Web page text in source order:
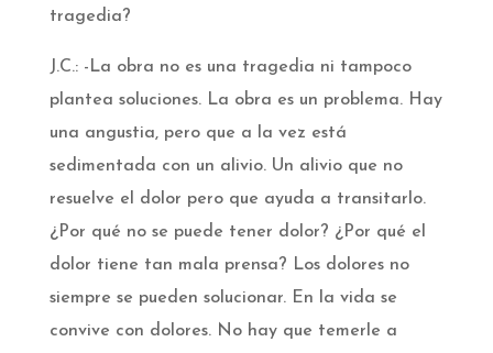
tragedia?
J.C.: -La obra no es una tragedia ni tampoco
plantea soluciones. La obra es un problema. Hay
una angustia, pero que a la vez está
sedimentada con un alivio. Un alivio que no
resuelve el dolor pero que ayuda a transitarlo.
¿Por qué no se puede tener dolor? ¿Por qué el
dolor tiene tan mala prensa? Los dolores no
siempre se pueden solucionar. En la vida se
convive con dolores. No hay que temerle a